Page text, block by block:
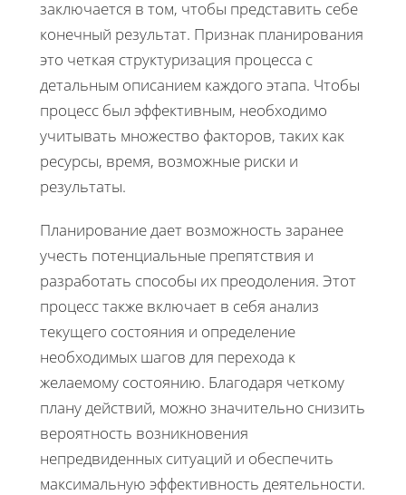
заключается в том, чтобы представить себе
конечный результат. Признак планирования
это четкая структуризация процесса с
детальным описанием каждого этапа. Чтобы
процесс был эффективным, необходимо
учитывать множество факторов, таких как
ресурсы, время, возможные риски и
результаты.
Планирование дает возможность заранее
учесть потенциальные препятствия и
разработать способы их преодоления. Этот
процесс также включает в себя анализ
текущего состояния и определение
необходимых шагов для перехода к
желаемому состоянию. Благодаря четкому
плану действий, можно значительно снизить
вероятность возникновения
непредвиденных ситуаций и обеспечить
максимальную эффективность деятельности.